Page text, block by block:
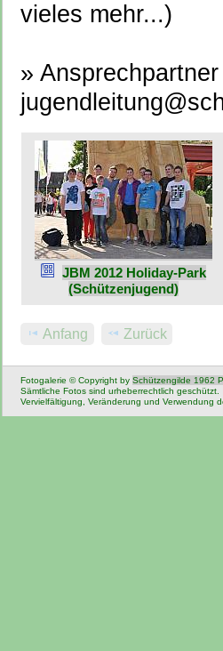
vieles mehr...)
»
JBM 2012 Holiday-Park
(Schützenjugend)
Anfang Zurück
Fotogalerie © Copyright by Schützengilde 1962
Sämtliche Fotos sind urheberrechtlich geschützt.
Vervielfältigung, Veränderung und Verwendung